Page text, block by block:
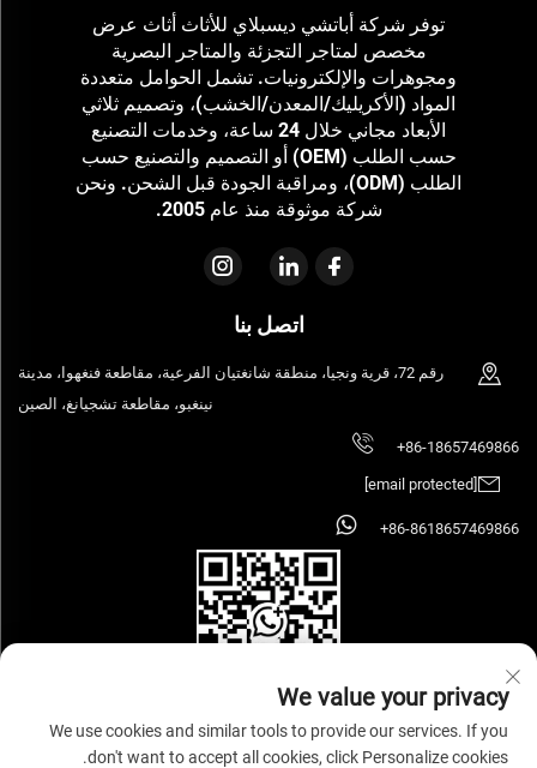
توفر شركة أباتشي ديسبلاي للأثاث أثاث عرض
مخصص لمتاجر التجزئة والمتاجر البصرية
ومجوهرات والإلكترونيات. تشمل الحوامل متعددة
المواد (الأكريليك/المعدن/الخشب)، وتصميم ثلاثي
الأبعاد مجاني خلال 24 ساعة، وخدمات التصنيع
حسب الطلب (OEM) أو التصميم والتصنيع حسب
الطلب (ODM)، ومراقبة الجودة قبل الشحن. ونحن
شركة موثوقة منذ عام 2005.
اتصل بنا
رقم 72، قرية ونجيا، منطقة شانغتيان الفرعية، مقاطعة فنغهوا، مدينة
نينغبو، مقاطعة تشجيانغ، الصين
+86-18657469866
+86-8618657469866
We value your privacy
We use cookies and similar tools to provide our services. If you
don't want to accept all cookies, click Personalize cookies.